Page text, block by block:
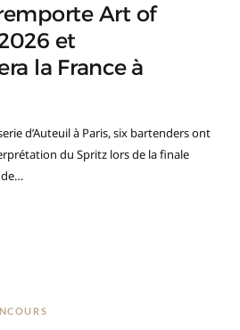
Art of
et
la France à
d’Auteuil à Paris, six bartenders ont
du Spritz lors de la finale
de…